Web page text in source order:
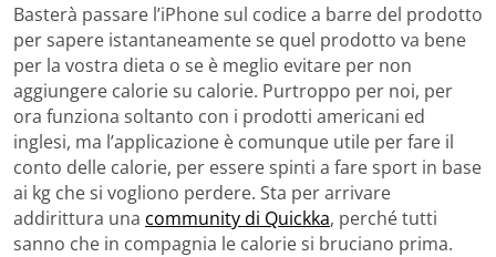
Basterà passare l’iPhone sul codice a barre del prodotto
per sapere istantaneamente se quel prodotto va bene
per la vostra dieta o se è meglio evitare per non
aggiungere calorie su calorie. Purtroppo per noi, per
ora funziona soltanto con i prodotti americani ed
inglesi, ma l’applicazione è comunque utile per fare il
conto delle calorie, per essere spinti a fare sport in base
ai kg che si vogliono perdere. Sta per arrivare
addirittura una community di Quickka, perché tutti
sanno che in compagnia le calorie si bruciano prima.